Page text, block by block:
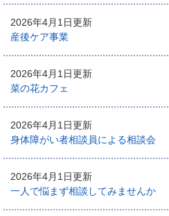
2026年4月1日更新
産後ケア事業
2026年4月1日更新
菜の花カフェ
2026年4月1日更新
身体障がい者相談員による相談会
2026年4月1日更新
一人で悩まず相談してみませんか